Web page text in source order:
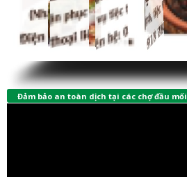
Đảm bảo an toàn dịch tại các chợ đầu mối